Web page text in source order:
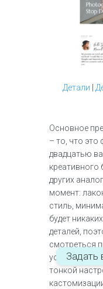
Детали |
Основное
– то, что это
двадцатью
креативного
других
момент:
стиль,
будет
деталей,
смотреться
устройства.
тонкой
Задать